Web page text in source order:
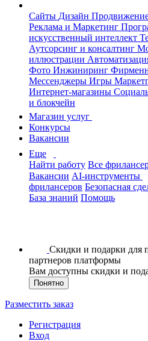
Сайты Дизайн
Реклама и Маркетинг
искусственный интеллект
Аутсорсинг и консалтинг
иллюстрации
Фото Инжиниринг
Мессенджеры Игры
Интернет-магазины
и блокчейн
Магазин услуг
Конкурсы
Вакансии
Еще
Найти работу Все
Вакансии AI-инструменты
фрилансеров Безопасная
База знаний Помощь
Скидки и подарки для
партнеров платформы
Вам доступны скидки и
Понятно
Разместить заказ
Регистрация
Вход